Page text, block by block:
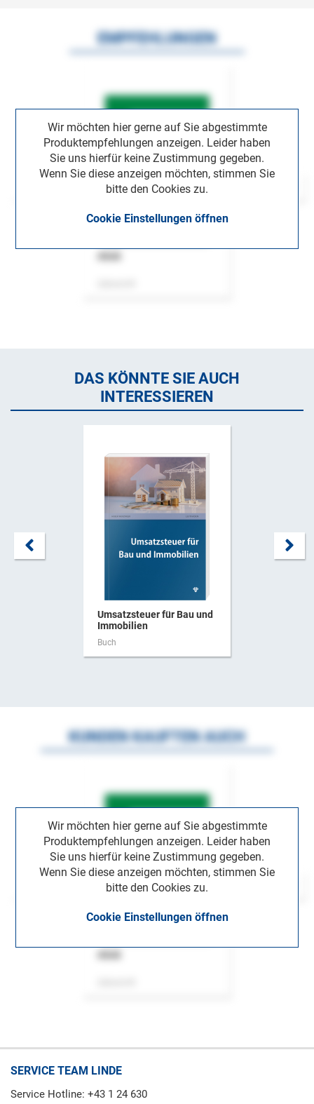
Wir möchten hier gerne auf Sie abgestimmte
Produktempfehlungen anzeigen. Leider haben
Sie uns hierfür keine Zustimmung gegeben.
Wenn Sie diese anzeigen möchten, stimmen Sie
bitte den Cookies zu.
Cookie Einstellungen öffnen
EMPFEHLUNGEN
DAS KÖNNTE SIE AUCH
INTERESSIEREN
Umsatzsteuer für Bau und
Immobilien
Buch
Wir möchten hier gerne auf Sie abgestimmte
Produktempfehlungen anzeigen. Leider haben
Sie uns hierfür keine Zustimmung gegeben.
Wenn Sie diese anzeigen möchten, stimmen Sie
bitte den Cookies zu.
Cookie Einstellungen öffnen
KUNDEN KAUFTEN AUCH
SERVICE TEAM LINDE
Service Hotline: +43 1 24 630